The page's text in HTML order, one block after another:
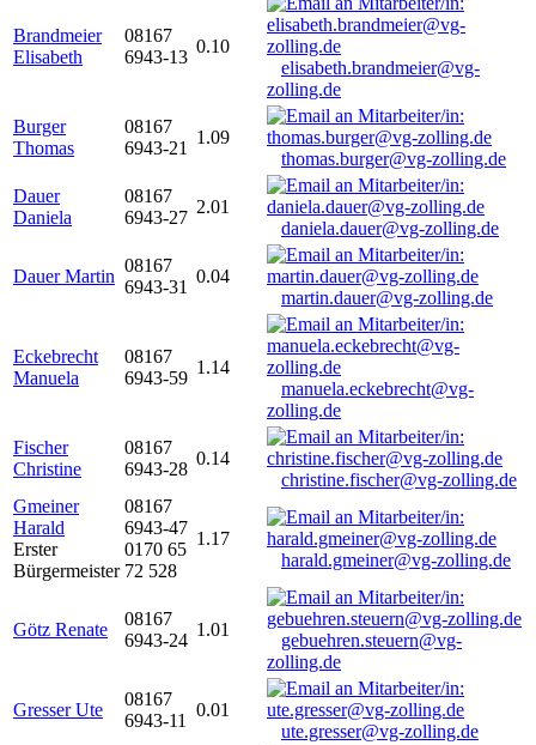
Brandmeier
Elisabeth
08167
6943-13
0.10
elisabeth.brandmeier@vg-
zolling.de
Burger
Thomas
08167
6943-21
1.09
thomas.burger@vg-zolling.de
Dauer
Daniela
08167
6943-27
2.01
daniela.dauer@vg-zolling.de
Dauer Martin
08167
6943-31
0.04
martin.dauer@vg-zolling.de
Eckebrecht
Manuela
08167
6943-59
1.14
manuela.eckebrecht@vg-
zolling.de
Fischer
Christine
08167
6943-28
0.14
christine.fischer@vg-zolling.de
Gmeiner
Harald
Erster
Bürgermeister
08167
6943-47
0170 65
72 528
1.17
harald.gmeiner@vg-zolling.de
Götz Renate
08167
6943-24
1.01
gebuehren.steuern@vg-
zolling.de
Gresser Ute
08167
6943-11
0.01
ute.gresser@vg-zolling.de